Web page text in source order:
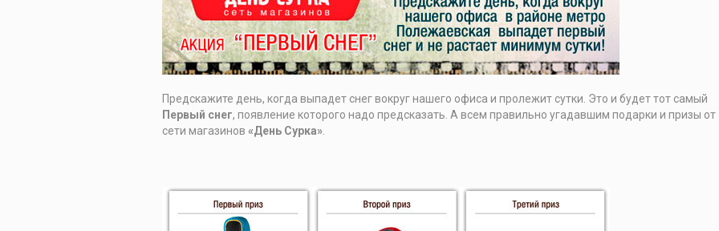
Предскажите день, когда выпадет снег вокруг нашего офиса и пролежит сутки. Это и будет тот самый
Первый снег, появление которого надо предсказать. А всем правильно угадавшим подарки и призы от
сети магазинов «День Сурка»